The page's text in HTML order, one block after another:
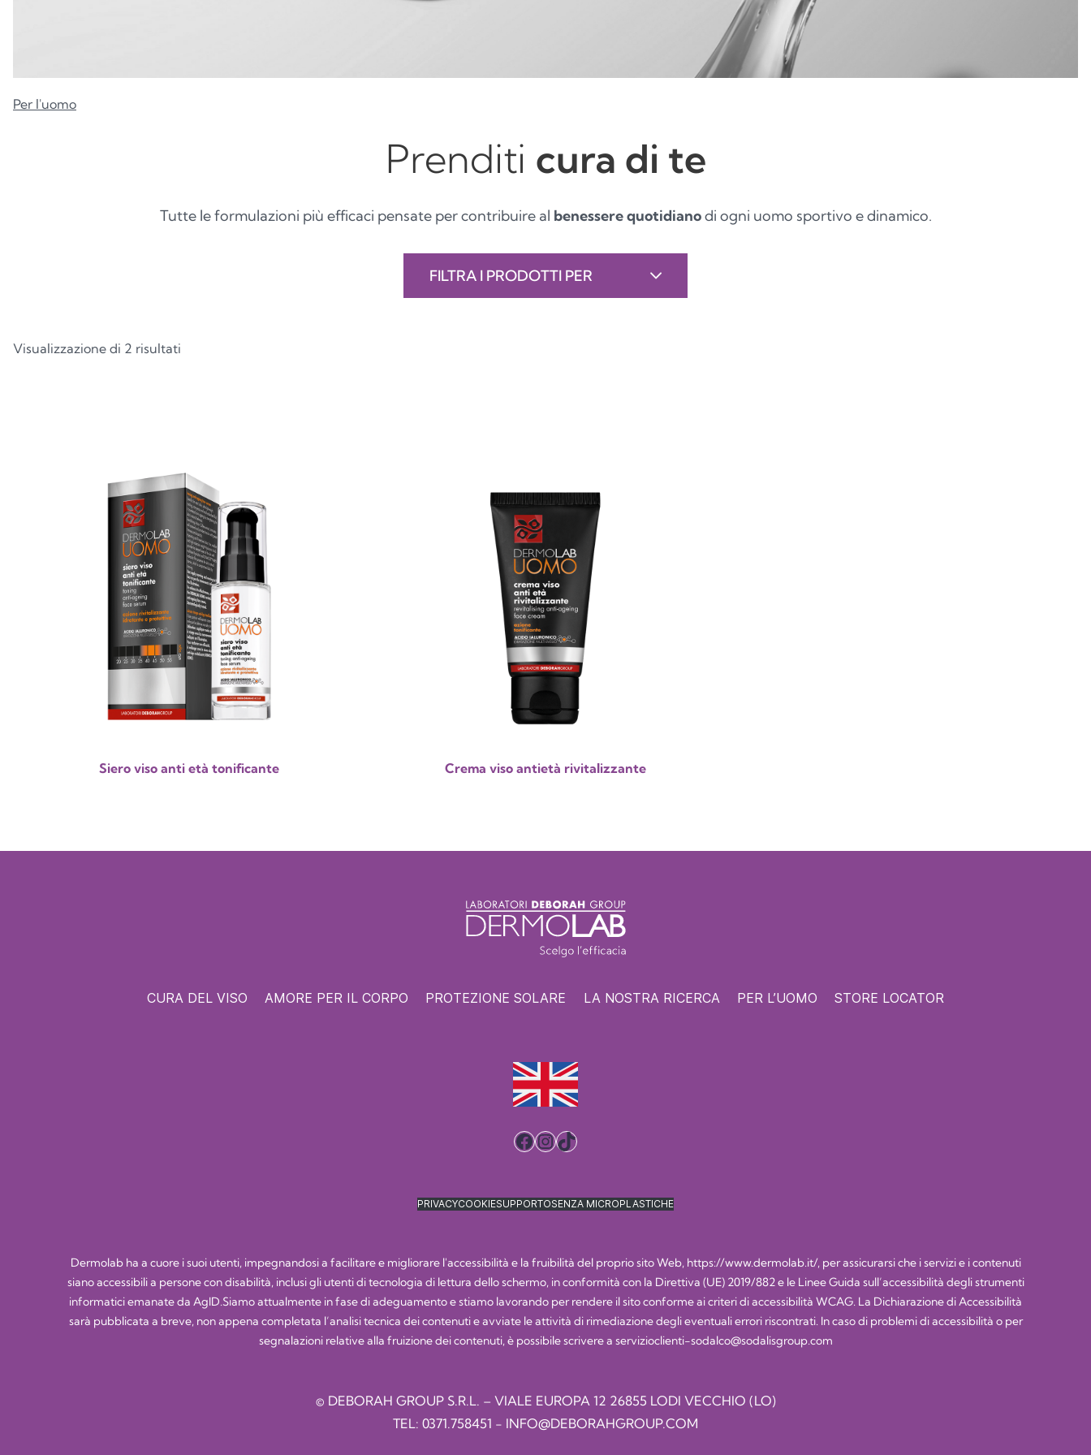
Per l'uomo
Prenditi cura di te
Tutte le formulazioni più efficaci pensate per contribuire al benessere quotidianodi ogni uomo sportivo e dinamico.
FILTRA I PRODOTTI PER
Visualizzazione di 2 risultati
Siero viso anti età tonificante Crema viso antietà rivitalizzante
CURA DEL VISO AMORE PER IL CORPO PROTEZIONE SOLARE LA NOSTRA RICERCA PER L’UOMO STORE LOCATOR
Facebook
Instagram
TikTok
PRIVACYCOOKIESUPPORTOSENZA MICROPLASTICHE
Dermolab ha a cuore i suoi utenti, impegnandosi a facilitare e migliorare l'accessibilità e la fruibilità del proprio sito Web, https://www.dermolab.it/, per assicurarsi che i servizi e i contenuti
siano accessibili a persone con disabilità, inclusi gli utenti di tecnologia di lettura dello schermo, in conformità con la Direttiva (UE) 2019/882 e le Linee Guida sull’accessibilità degli strumenti
informatici emanate da AgID.Siamo attualmente in fase di adeguamento e stiamo lavorando per rendere il sito conforme ai criteri di accessibilità WCAG. La Dichiarazione di Accessibilità
sarà pubblicata a breve, non appena completata l’analisi tecnica dei contenuti e avviate le attività di rimediazione degli eventuali errori riscontrati. In caso di problemi di accessibilità o per
segnalazioni relative alla fruizione dei contenuti, è possibile scrivere a servizioclienti-sodalco@sodalisgroup.com
© DEBORAH GROUP S.R.L. – VIALE EUROPA 12 26855 LODI VECCHIO (LO)
TEL: 0371.758451 - INFO@DEBORAHGROUP.COM